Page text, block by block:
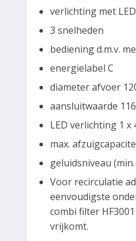
verlichting met
3 snelheden
bediening d.m.v.
energielabel C
diameter afvoer
aansluitwaarde
LED verlichting 1 x
max.
geluidsniveau
Voor recirculatie
eenvoudigste
combi filter
vrijkomt.